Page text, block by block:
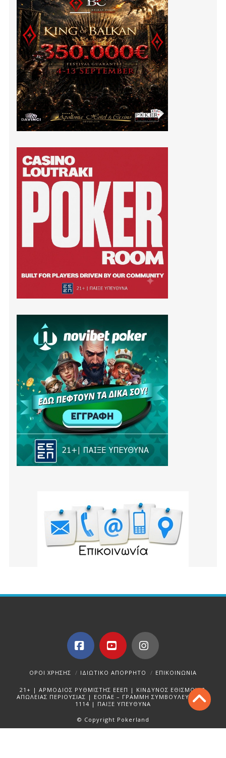
FacebookYouTubeInstagram
ΌΡΟΙ ΧΡΉΣΗΣ ΙΔΙΩΤΙΚΌ ΑΠΌΡΡΗΤΟ ΕΠΙΚΟΙΝΩΝΊΑ
21+ | ΑΡΜΟΔΙΟΣ ΡΥΘΜΙΣΤΗΣ ΕΕΕΠ | ΚΙΝΔΥΝΟΣ ΕΘΙΣΜΟΥ &
ΑΠΩΛΕΙΑΣ ΠΕΡΙΟΥΣΙΑΣ | ΕΟΠΑΕ – ΓΡΑΜΜΗ ΣΥΜΒΟΥΛΕΥΤΙΚΗΣ:
1114 | ΠΑΙΞΕ ΥΠΕΥΘΥΝΑ
© Copyright Pokerland